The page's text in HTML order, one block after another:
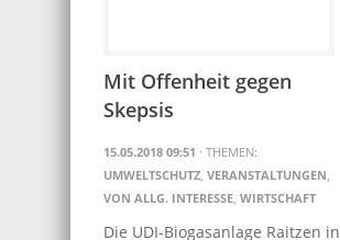
Mit Offenheit gegen
Skepsis
15.05.2018 09:51 · THEMEN:
UMWELTSCHUTZ, VERANSTALTUNGEN,
VON ALLG. INTERESSE, WIRTSCHAFT
Die UDI-Biogasanlage Raitzen in